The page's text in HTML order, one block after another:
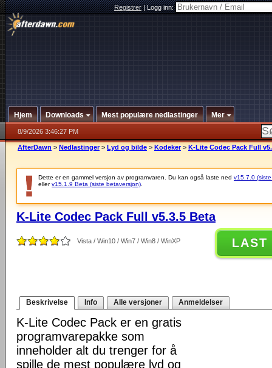
Registrer|Logg inn:
Hjem Downloads Mest populære nedlastinger Mer
8/9/2026 3:46:27 PM
AfterDawn > Nedlastinger > Lyd og bilde > Kodeker > K-Lite Codec Pack Full
Dette er en gammel versjon av programvaren. Du kan også laste ned v15.7.0
ellerv15.1.9 Beta (siste betaversjon)
K-Lite Codec Pack Full v5.3.5 Beta
Vista / Win10 / Win7 / Win8 / WinXP LAST
Beskrivelse Info Alle versjoner Anmeldelser
K-Lite Codec Pack er en gratis
programvarepakke som
inneholder alt du trenger for å
spille de mest populære lyd og